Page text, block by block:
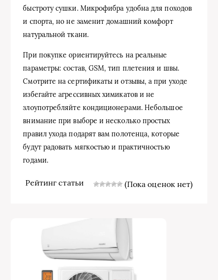
быстроту сушки. Микрофибра удобна для походов
и спорта, но не заменит домашний комфорт
натуральной ткани.
При покупке ориентируйтесь на реальные
параметры: состав, GSM, тип плетения и швы.
Смотрите на сертификаты и отзывы, а при уходе
избегайте агрессивных химикатов и не
злоупотребляйте кондиционерами. Небольшое
внимание при выборе и несколько простых
правил ухода подарят вам полотенца, которые
будут радовать мягкостью и практичностью
годами.
Рейтинг статьи (Пока оценок нет)